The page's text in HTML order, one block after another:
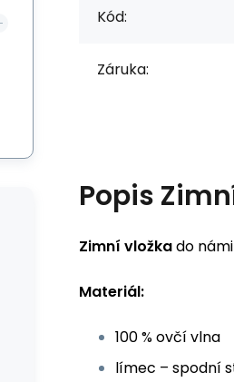
Kód:
Záruka:
Popis
Zimní vložkado
Materiál:
100 % ovčí vlna
límec – spodní